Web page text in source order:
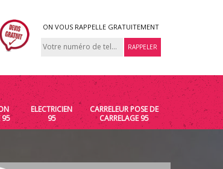
ON VOUS RAPPELLE GRATUITEMENT
95
ELECTRICIEN
95
CARRELEUR POSE DE
CARRELAGE 95